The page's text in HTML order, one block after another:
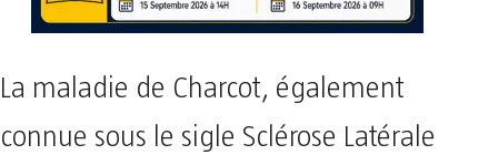
La maladie de Charcot, également
connue sous le sigle Sclérose Latérale